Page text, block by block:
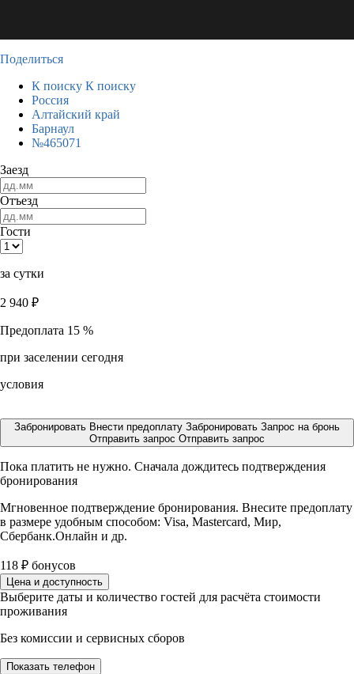
Поделиться
К поиску К поиску
Россия
Алтайский край
Барнаул
№465071
Заезд
Отъезд
Гости
за сутки
2 940 ₽
Предоплата 15 %
при заселении сегодня
условия
Забронировать Внести предоплату Забронировать Запрос на бронь
Отправить запрос Отправить запрос
Пока платить не нужно. Сначала дождитесь подтверждения
бронирования
Мгновенное подтверждение бронирования. Внесите предоплату
в размере удобным способом: Visa, Mastercard, Мир,
Сбербанк.Онлайн и др.
118 ₽ бонусов
Цена и доступность
Выберите даты и количество гостей для расчёта стоимости
проживания
Без комиссии и сервисных сборов
Показать телефон